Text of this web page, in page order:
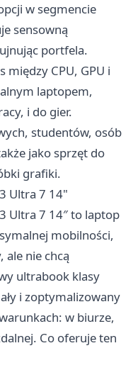
w segmencie
sensowną
portfela.
między CPU, GPU i
laptopem,
i do gier.
studentów, osób
jako sprzęt do
grafiki.
Ultra 7 14"
Ultra 7 14″ to laptop
mobilności,
nie chcą
ultrabook klasy
i zoptymalizowany
w biurze,
Co oferuje ten